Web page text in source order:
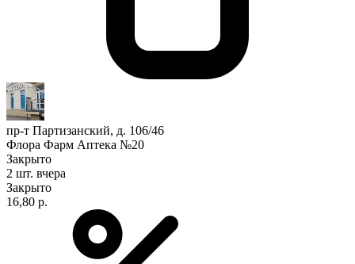
пр-т Партизанский, д. 106/46
Флора Фарм Аптека №20
Закрыто
2 шт. вчера
Закрыто
16,80 р.